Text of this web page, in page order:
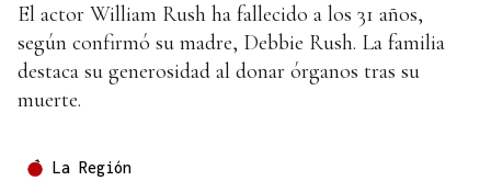
El actor William Rush ha fallecido a los 31 años,
según confirmó su madre, Debbie Rush. La familia
destaca su generosidad al donar órganos tras su
muerte.
La Región